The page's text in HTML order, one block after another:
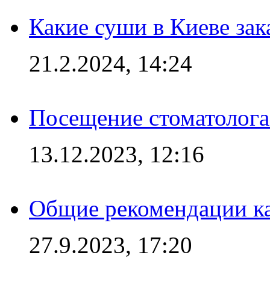
Какие суши в Киеве
21.2.2024, 14:24
Посещение
13.12.2023, 12:16
Общие рекомендации
27.9.2023, 17:20